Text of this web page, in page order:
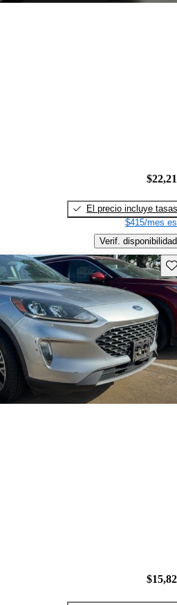
El precio incluye tasas
$415/mes
Verif. disponibilidad